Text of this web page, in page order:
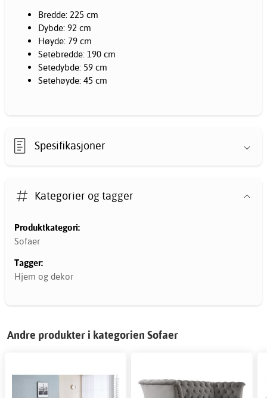
Bredde: 225 cm
Dybde: 92 cm
Høyde: 79 cm
Setebredde: 190 cm
Setedybde: 59 cm
Setehøyde: 45 cm
Spesifikasjoner
Kategorier og tagger
Produktkategori:
Sofaer
Tagger:
Hjem og dekor
Andre produkter i kategorien Sofaer